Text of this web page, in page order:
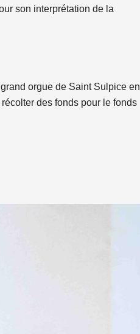
son interprétation de la
orgue de Saint Sulpice en
des fonds pour le fonds